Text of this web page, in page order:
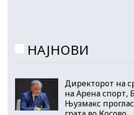
НАЈНОВИ
Директорот на
на Арена спорт,
Њузмакс